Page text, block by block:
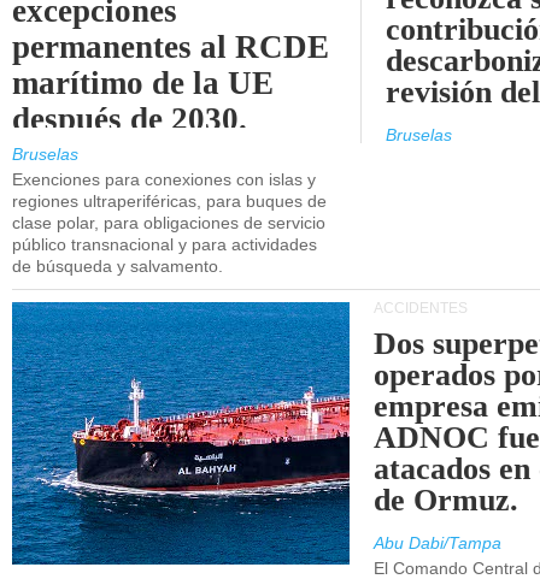
excepciones
permanentes al RCDE
marítimo de la UE
después de 2030.
Bruselas
Exenciones para conexiones con islas y
regiones ultraperiféricas, para buques de
clase polar, para obligaciones de servicio
público transnacional y para actividades
de búsqueda y salvamento.
revisión
Bruselas
ACCIDENTES
Dos
operados
empresa
ADNOC
atacados
de Ormuz.
Abu Dabi/Tampa
El Comando Central